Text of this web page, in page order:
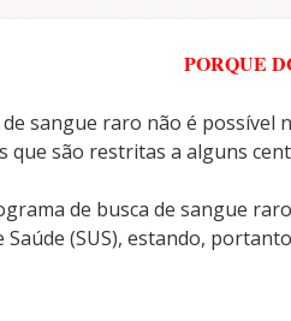
PORQUE
sangue raro não é
que são restritas a alguns
de busca de sangue
(SUS), estando,